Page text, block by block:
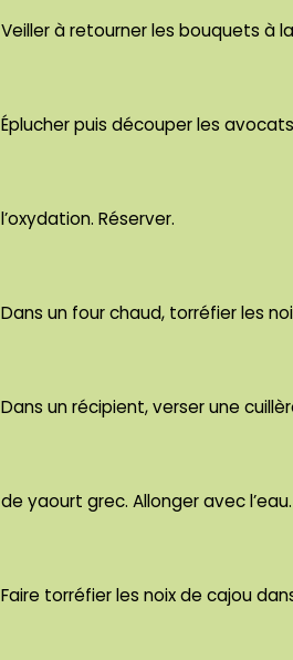
Veiller à retourner les bouquets à
Éplucher puis découper les
l’oxydation. Réserver.
Dans un four chaud, torréfier les
Dans un récipient, verser une
de yaourt grec. Allonger avec
Faire torréfier les noix de cajou